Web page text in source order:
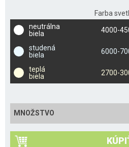
Farba
neutrálna
biela
4000-
studená
biela
6000-
teplá
biela
2700-
MNOŽSTVO